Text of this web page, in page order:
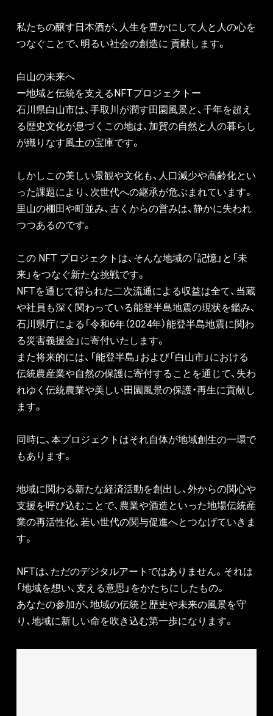
私たちの醸す日本酒が、人生を豊かにして人と人の心を
つなぐことで、明るい社会の創造に 貢献します。
白山の未来へ
ー地域と伝統を支えるNFTプロジェクトー
石川県白山市は、手取川が潤す田園風景と、千年を超え
る歴史文化が息づくこの地は、加賀の自然と人の暮らし
が織りなす風土の宝庫です。
しかしこの美しい景観や文化も、人口減少や高齢化とい
った課題により、次世代への継承が危ぶまれています。
里山の棚田や町並み、古くからの営みは、静かに失われ
つつあるのです。
この NFT プロジェクトは、そんな地域の「記憶」と「未
来」をつなぐ新たな挑戦です。
NFTを通じて得られた二次流通による収益は全て、当蔵
や社員も深く関わっている能登半島地震の現状を鑑み、
石川県庁による「令和6年（2024年）能登半島地震に関わ
る災害義援金」に寄付いたします。
また将来的には、「能登半島」および「白山市」における
伝統農産業や自然の保護に寄付することを通じて、失わ
れゆく伝統農業や美しい田園風景の保護・再生に貢献し
ます。
同時に、本プロジェクトはそれ自体が地域創生の一環で
もあります。
地域に関わる新たな経済活動を創出し、外からの関心や
支援を呼び込むことで、農業や酒造といった地場伝統産
業の再活性化、若い世代の関与促進へとつなげていきま
す。
NFTは、ただのデジタルアートではありません。それは
「地域を想い、支える意思」をかたちにしたもの。
あなたの参加が、地域の伝統と歴史や未来の風景を守
り、地域に新しい命を吹き込む第一歩になります。